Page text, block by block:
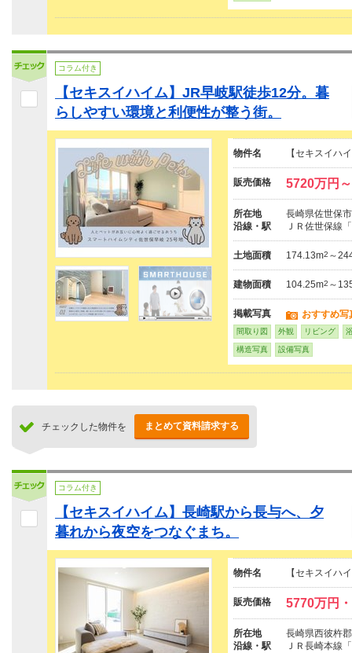
コラム付き
【セキスイハイム】JR早岐駅徒歩12分。暮
らしやすい環境と利便性が整う街。
物件名 【セキスイハ
販売価格 5720万円
所在地
長崎県佐世保
沿線・駅
ＪＲ佐世保線
土地面積 174.13m2 ～
建物面積 104.25m2 ～
掲載写真 おすすめ写
間取り図 外観 リビング
構造写真 設備写真
チェックした物件を まとめて資料請求する
コラム付き
【セキスイハイム】長崎駅から長与へ、夕
暮れから夜空をつなぐまち。
物件名 【セキスイハ
販売価格 5770万円
所在地
長崎県西彼杵
沿線・駅
ＪＲ長崎本線